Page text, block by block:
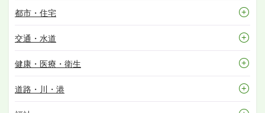
都市・住宅
交通・水道
健康・医療・衛生
道路・川・港